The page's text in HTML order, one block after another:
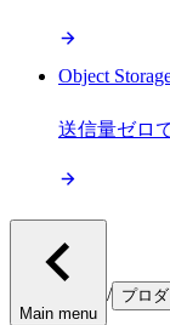
Object
送信量ゼロ
Main menu
/ プロ